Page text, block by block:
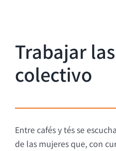
Trabajar
colectivo
Entre cafés y tés se
de las mujeres que, con